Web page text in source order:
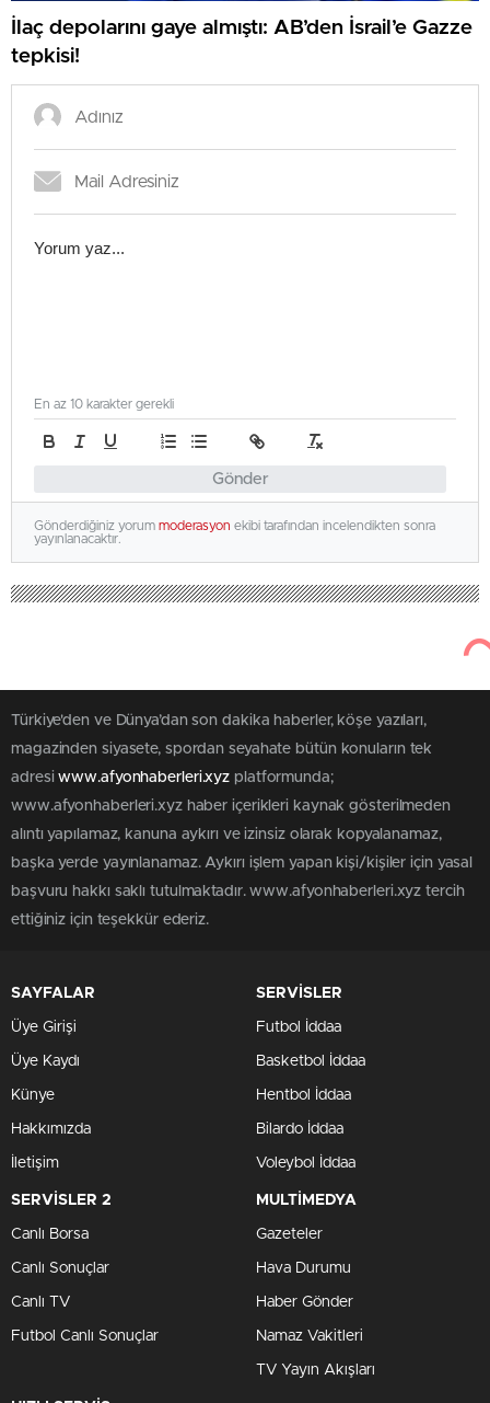
İlaç depolarını gaye almıştı: AB’den İsrail’e Gazze
tepkisi!
Gönder
En az 10 karakter gerekli
Gönderdiğiniz yorum moderasyon ekibi tarafından incelendikten sonra
yayınlanacaktır.
Türkiye'den ve Dünya’dan son dakika haberler, köşe yazıları,
magazinden siyasete, spordan seyahate bütün konuların tek
adresiwww.afyonhaberleri.xyz platformunda;
www.afyonhaberleri.xyz haber içerikleri kaynak gösterilmeden
alıntı yapılamaz, kanuna aykırı ve izinsiz olarak kopyalanamaz,
başka yerde yayınlanamaz. Aykırı işlem yapan kişi/kişiler için yasal
başvuru hakkı saklı tutulmaktadır. www.afyonhaberleri.xyz tercih
ettiğiniz için teşekkür ederiz.
SAYFALAR
Üye Girişi
Üye Kaydı
Künye
Hakkımızda
İletişim
SERVİSLER
Futbol İddaa
Basketbol İddaa
Hentbol İddaa
Bilardo İddaa
Voleybol İddaa
SERVİSLER 2
Canlı Borsa
Canlı Sonuçlar
Canlı TV
Futbol Canlı Sonuçlar
MULTİMEDYA
Gazeteler
Hava Durumu
Haber Gönder
Namaz Vakitleri
TV Yayın Akışları